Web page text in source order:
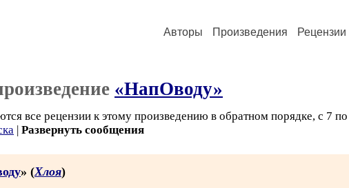
Авторы Произведения Рецензии
«НапОводу»
все рецензии к этому произведению в обратном порядке, с 7
| Развернуть сообщения
» (Хлоя)